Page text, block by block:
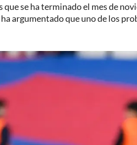
que se ha terminado el mes de
argumentado que uno de los